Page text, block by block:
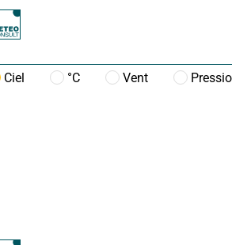
Ciel °C Vent